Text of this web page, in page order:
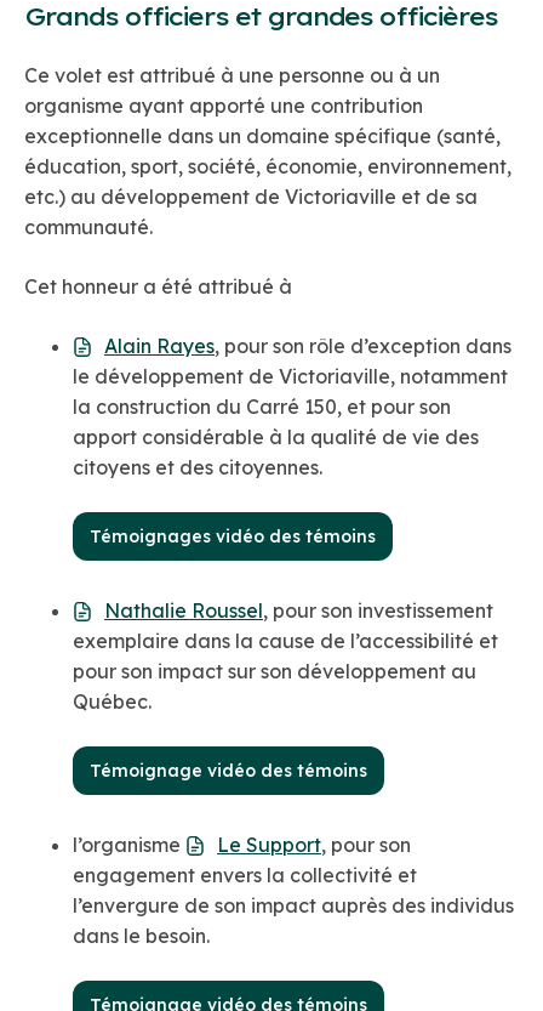
Grands officiers et grandes officières
Ce volet est attribué à une personne ou à un
organisme ayant apporté une contribution
exceptionnelle dans un domaine spécifique (santé,
éducation, sport, société, économie, environnement,
etc.) au développement de Victoriaville et de sa
communauté.
Cet honneur a été attribué à
Alain Rayes, pour son rôle d’exception dans
le développement de Victoriaville, notamment
la construction du Carré 150, et pour son
apport considérable à la qualité de vie des
citoyens et des citoyennes.
Témoignages vidéo des témoins
Nathalie Roussel, pour son investissement
exemplaire dans la cause de l’accessibilité et
pour son impact sur son développement au
Québec.
Témoignage vidéo des témoins
l’organisme Le Support, pour son
engagement envers la collectivité et
l’envergure de son impact auprès des individus
dans le besoin.
Témoignage vidéo des témoins